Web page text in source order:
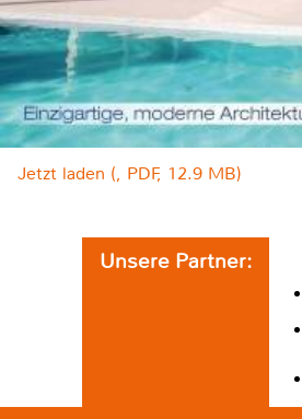
Jetzt laden (, PDF, 12.9 MB)
Unsere Partner: